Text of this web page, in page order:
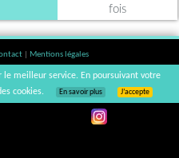
fois
Mentions légales
à consommer avec modération. |
| v3.12
meilleur service. En poursuivant votre
cookies.
En savoir plus J’accepte